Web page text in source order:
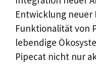
Entwicklung neuer
Funktionalität von
lebendige
Pipecat nicht nur